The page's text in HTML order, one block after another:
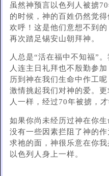
虽然神预言以色列人被掳
的时候，神的百姓仍然觉
欢呼！这是他们意想不到
再次踏足锡安山朝拜神。
人总是“活在福中不知福”
人连主日礼拜也不殷勤参
历到神在我们生命中作工
激情挑起我们对神的爱。
人一样，经过70年被掳，
如果你尚未经历过神在你
没有一些因素拦阻了神的
求祂的面，神很乐意在你
以色列人身上一样。